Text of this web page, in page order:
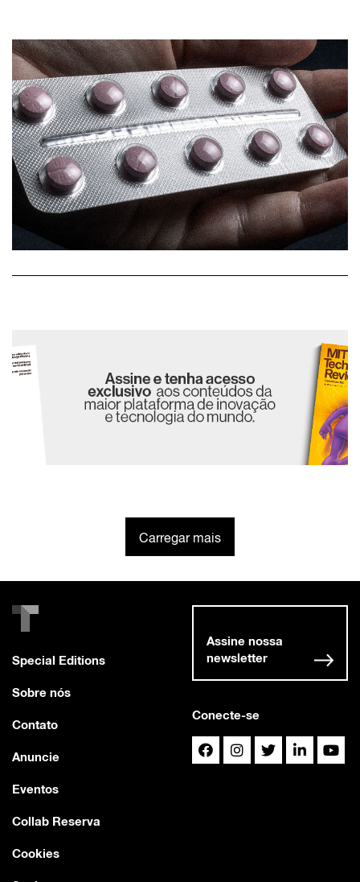
Carregar mais
Special Editions
Sobre nós
Contato
Anuncie
Eventos
Collab Reserva
Cookies
Conecte-se
Assine nossa
newsletter